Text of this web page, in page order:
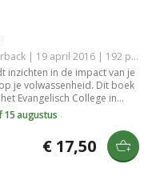
Nederlands | Paperback | 19 april 2016 | 192 pagina's | 9789057871887
inzichten in de impact van je
je volwassenheid. Dit boek
Evangelisch College in
een stevig fundament je
aan te gaan. Met
en bijbelverwijzingen biedt
geestelijke en emotionele
voor iedereen die zijn
15 augustus
€ 17,50